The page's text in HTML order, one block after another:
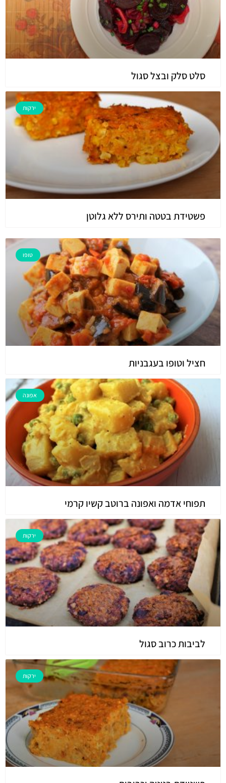
סלט סלק ובצל סגול
ירקות
פשטידת בטטה ותירס ללא גלוטן
טופו
חציל וטופו בעגבניות
אפונה
תפוחי אדמה ואפונה ברוטב קשיו קרמי
ירקות
לביבות כרוב סגול
ירקות